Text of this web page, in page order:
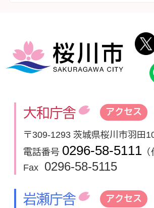
大和庁舎 アクセス
〒309-1293 茨城県桜川市羽田
電話番号 0296-58-5111
Fax
0296-58-5115
岩瀬庁舎 アクセス